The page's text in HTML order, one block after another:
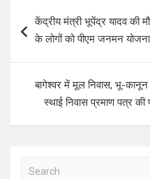
o
p
navigation
केंद्रीय मंत्री भूपेंद्र यादव की
के लोगों को पीएम जनमन योजना
बागेश्वर में मूल निवास, भू-
स्थाई निवास प्रमाण पत्र की